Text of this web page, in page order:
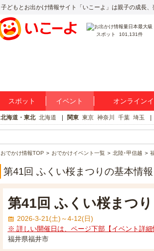
子どもとお出かけ情報サイト「いこーよ」は親子の成長、
スポット 101,131件
スポット イベント オンライン
北海道・東北 北海道 関東 東京 神奈川 千葉 埼玉
おでかけ情報TOP おでかけイベント一覧 北陸･甲信越
第41回 ふくい桜まつりの基本情報
第41回 ふくい桜まつり
2026-3-21(土)～4-12(日)
※ 詳しい開催日は、ページ下部【イベント詳細
福井県福井市